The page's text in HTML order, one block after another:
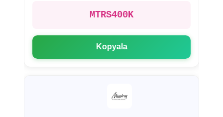
MTRS400K
Kopyala